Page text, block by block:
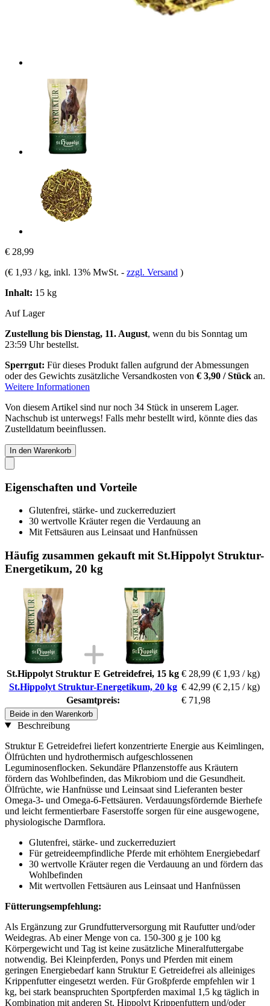
€ 28,99
(€ 1,93 / kg, inkl. 13% MwSt. - zzgl. Versand )
Inhalt: 15 kg
Auf Lager
Zustellung bis Dienstag, 11. August, wenn du bis Sonntag um
23:59 Uhrbestellst.
Sperrgut: Für dieses Produkt fallen aufgrund der Abmessungen
oder des Gewichts zusätzliche Versandkosten von € 3,90 / Stück an.
Weitere Informationen
Von diesem Artikel sind nur noch 34 Stück in unserem Lager.
Nachschub ist unterwegs! Falls mehr bestellt wird, könnte dies das
Zustelldatum beeinflussen.
In den Warenkorb
Eigenschaften und Vorteile
Glutenfrei, stärke- und zuckerreduziert
30 wertvolle Kräuter regen die Verdauung an
Mit Fettsäuren aus Leinsaat und Hanfnüssen
Häufig zusammen gekauft mit St.Hippolyt Struktur-
Energetikum, 20 kg
St.Hippolyt Struktur E Getreidefrei, 15 kg € 28,99 (€ 1,93 / kg)
St.Hippolyt Struktur-Energetikum, 20 kg € 42,99 (€ 2,15 / kg)
Gesamtpreis:
€ 71,98
Beide in den Warenkorb
Beschreibung
Struktur E Getreidefrei liefert konzentrierte Energie aus Keimlingen,
Ölfrüchten und hydrothermisch aufgeschlossenen
Leguminosenflocken. Sekundäre Pflanzenstoffe aus Kräutern
fördern das Wohlbefinden, das Mikrobiom und die Gesundheit.
Ölfrüchte, wie Hanfnüsse und Leinsaat sind Lieferanten bester
Omega-3- und Omega-6-Fettsäuren. Verdauungsfördernde Bierhefe
und leicht fermentierbare Faserstoffe sorgen für eine ausgewogene,
physiologische Darmflora.
Glutenfrei, stärke- und zuckerreduziert
Für getreideempfindliche Pferde mit erhöhtem Energiebedarf
30 wertvolle Kräuter regen die Verdauung an und fördern das
Wohlbefinden
Mit wertvollen Fettsäuren aus Leinsaat und Hanfnüssen
Fütterungsempfehlung:
Als Ergänzung zur Grundfutterversorgung mit Raufutter und/oder
Weidegras. Ab einer Menge von ca. 150-300 g je 100 kg
Körpergewicht und Tag ist keine zusätzliche Mineralfuttergabe
notwendig. Bei Kleinpferden, Ponys und Pferden mit einem
geringen Energiebedarf kann Struktur E Getreidefrei als alleiniges
Krippenfutter eingesetzt werden. Für Großpferde empfehlen wir 1
kg, bei stark beanspruchten Sportpferden maximal 1,5 kg täglich in
Kombination mit anderen St. Hippolyt Krippenfuttern und/oder